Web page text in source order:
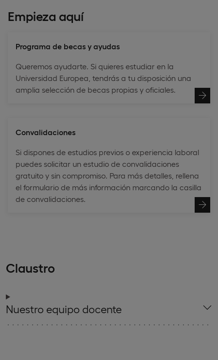
Empieza aquí
Programa de becas y ayudas
Queremos ayudarte. Si quieres estudiar en la
Universidad Europea, tendrás a tu disposición una
amplia selección de becas propias y oficiales.
Convalidaciones
Si dispones de estudios previos o experiencia laboral
puedes solicitar un estudio de convalidaciones
gratuito y sin compromiso. Para más detalles, rellena
el formulario de más información marcando la casilla
de convalidaciones.
Claustro
Nuestro equipo docente